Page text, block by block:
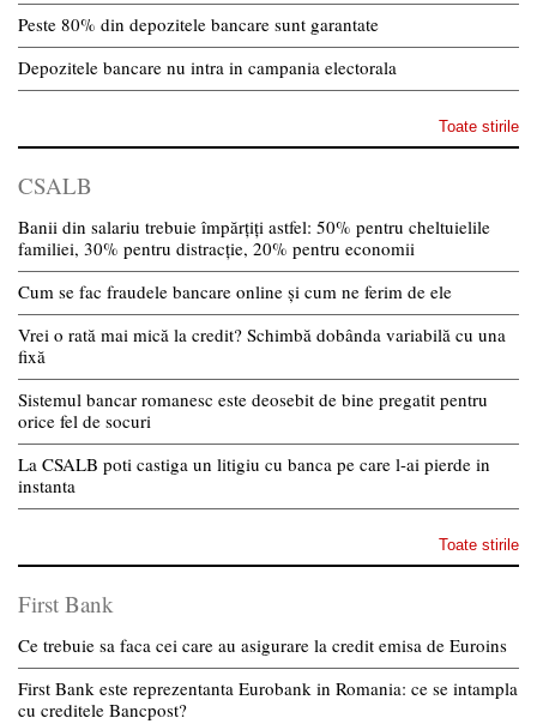
Peste 80% din depozitele bancare sunt garantate
Depozitele bancare nu intra in campania electorala
Toate stirile
CSALB
Banii din salariu trebuie împărțiți astfel: 50% pentru cheltuielile
familiei, 30% pentru distracție, 20% pentru economii
Cum se fac fraudele bancare online și cum ne ferim de ele
Vrei o rată mai mică la credit? Schimbă dobânda variabilă cu una
fixă
Sistemul bancar romanesc este deosebit de bine pregatit pentru
orice fel de socuri
La CSALB poti castiga un litigiu cu banca pe care l-ai pierde in
instanta
Toate stirile
First Bank
Ce trebuie sa faca cei care au asigurare la credit emisa de Euroins
First Bank este reprezentanta Eurobank in Romania: ce se intampla
cu creditele Bancpost?